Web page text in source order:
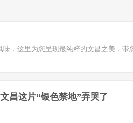
，这里为您呈现最纯粹的文昌之美，带
昌这片“银色禁地”弄哭了